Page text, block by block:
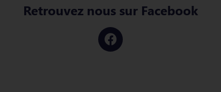
Retrouvez nous sur Facebook